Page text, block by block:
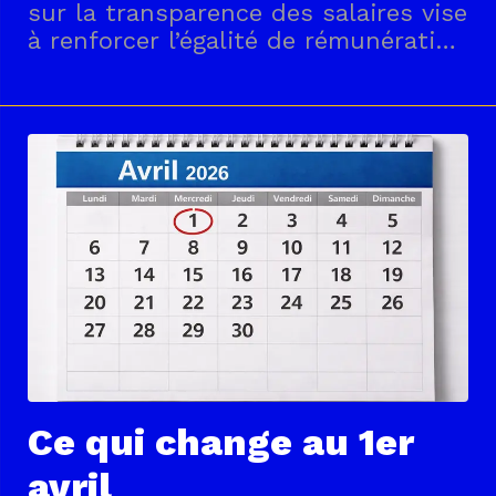
sur la transparence des salaires vise
à renforcer l’égalité de rémunération
introduit de nouvelles obligations
pour les employeurs dès le
recrutement (affichage des
fourchettes
Ce qui change au 1er
avril